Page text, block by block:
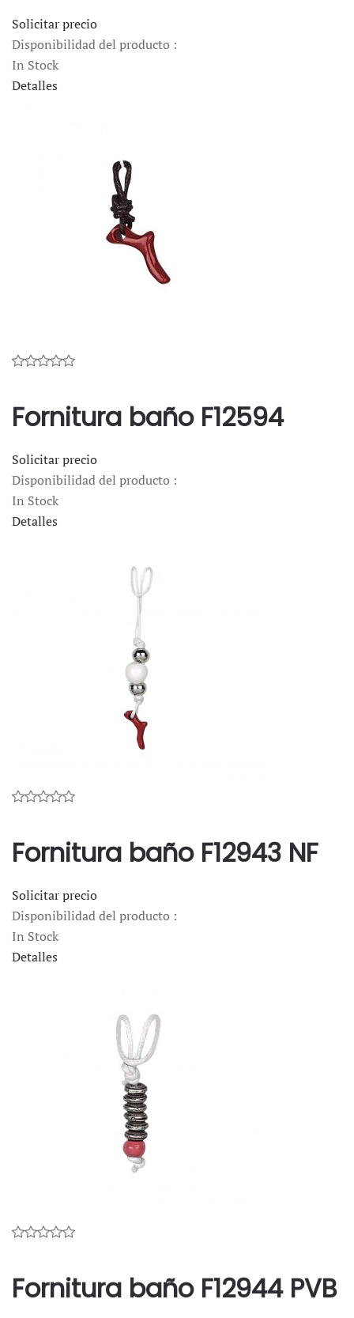
Solicitar precio
Disponibilidad del producto :
In Stock
Detalles
Fornitura baño F12594
Solicitar precio
Disponibilidad del producto :
In Stock
Detalles
Fornitura baño F12943 NF
Solicitar precio
Disponibilidad del producto :
In Stock
Detalles
Fornitura baño F12944 PVB